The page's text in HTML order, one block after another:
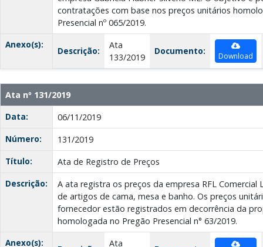
contratações com base nos preços unitários
Presencial nº 065/2019.
Anexo(s):
Descrição:
Ata
133/2019
Documento: Download
Ata nº 131/2019
Data:
06/11/2019
Número:
131/2019
Título:
Ata de Registro de Preços
Descrição:
A ata registra os preços da empresa RFL
de artigos de cama, mesa e banho. Os preços
fornecedor estão registrados em decorrência da
homologada no Pregão Presencial n° 63/2019.
Anexo(s):
Ata